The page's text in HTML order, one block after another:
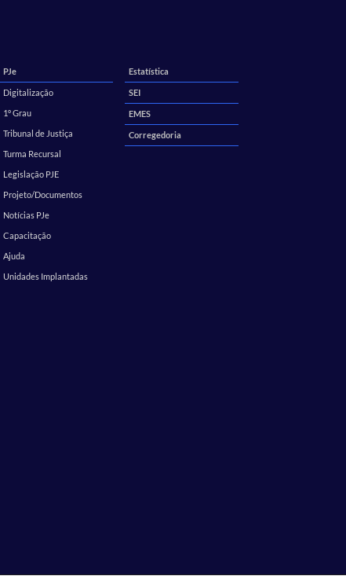
PJe
Digitalização
1º Grau
Tribunal de Justiça
Turma Recursal
Legislação PJE
Projeto/Documentos
Notícias PJe
Capacitação
Ajuda
Unidades Implantadas
Estatística
SEI
EMES
Corregedoria